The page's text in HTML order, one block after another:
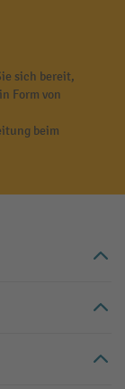
sich bereit,
Form von
beim